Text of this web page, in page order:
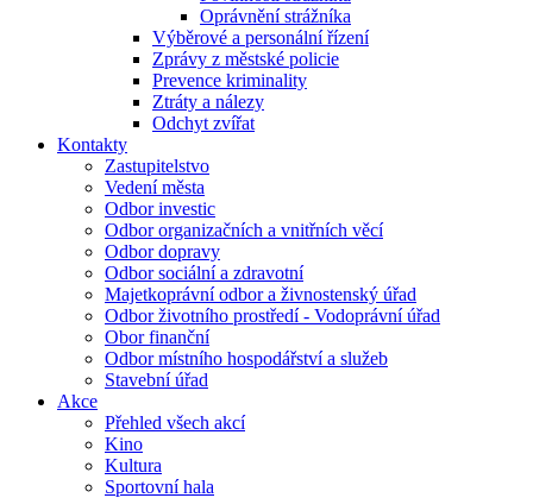
Oprávnění strážníka
Výběrové a personální řízení
Zprávy z městské policie
Prevence kriminality
Ztráty a nálezy
Odchyt zvířat
Kontakty
Zastupitelstvo
Vedení města
Odbor investic
Odbor organizačních a vnitřních věcí
Odbor dopravy
Odbor sociální a zdravotní
Majetkoprávní odbor a živnostenský úřad
Odbor životního prostředí - Vodoprávní úřad
Obor finanční
Odbor místního hospodářství a služeb
Stavební úřad
Akce
Přehled všech akcí
Kino
Kultura
Sportovní hala